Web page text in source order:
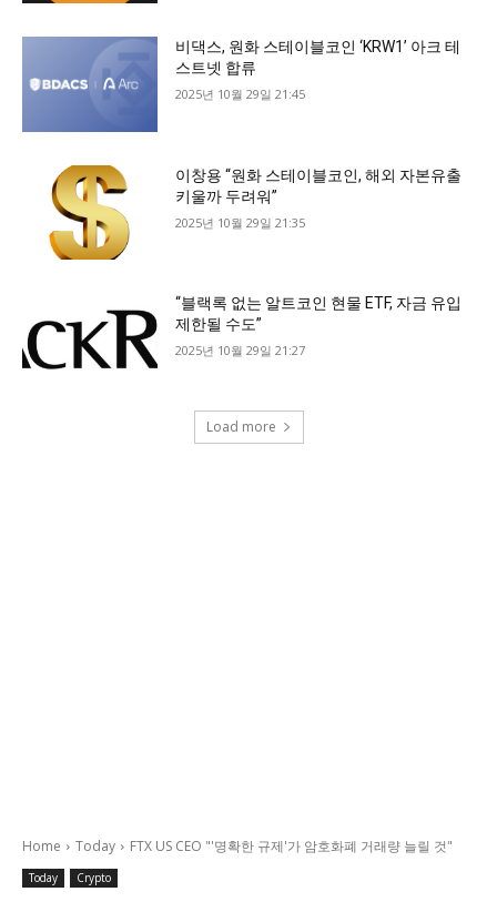
비댁스, 원화 스테이블코인 ‘KRW1’ 아크 테
스트넷 합류
2025년 10월 29일 21:45
이창용 “원화 스테이블코인, 해외 자본유출
키울까 두려워”
2025년 10월 29일 21:35
“블랙록 없는 알트코인 현물 ETF, 자금 유입
제한될 수도”
2025년 10월 29일 21:27
Load more